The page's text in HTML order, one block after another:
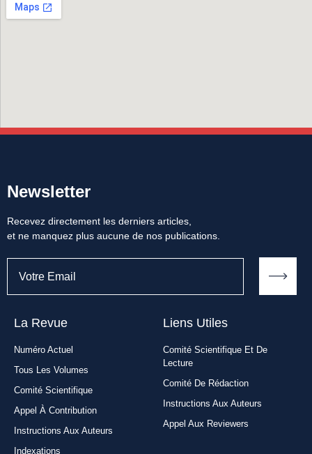
Newsletter
Recevez directement les derniers articles,
et ne manquez plus aucune de nos publications.
La Revue
Numéro Actuel
Tous Les Volumes
Comité Scientifique
Appel À Contribution
Instructions Aux Auteurs
Indexations
Liens Utiles​
Comité Scientifique Et De
Lecture
Comité De Rédaction
Instructions Aux Auteurs
Appel Aux Reviewers